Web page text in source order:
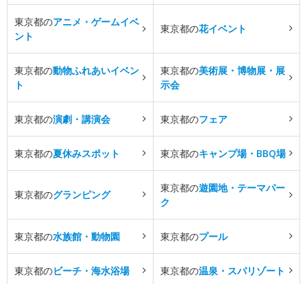
東京都のアニメ・ゲームイベ
ント
東京都の花イベント
東京都の動物ふれあいイベン
ト
東京都の美術展・博物展・展
示会
東京都の演劇・講演会 東京都のフェア
東京都の夏休みスポット 東京都のキャンプ場・BBQ場
東京都のグランピング
東京都の遊園地・テーマパー
ク
東京都の水族館・動物園 東京都のプール
東京都のビーチ・海水浴場 東京都の温泉・スパリゾート